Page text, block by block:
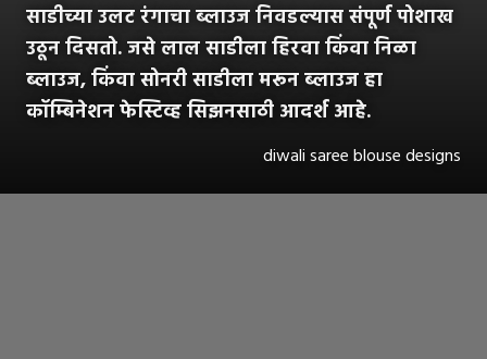
साडीच्या उलट रंगाचा ब्लाउज निवडल्यास संपूर्ण पोशाख
उठून दिसतो. जसे लाल साडीला हिरवा किंवा निळा
ब्लाउज, किंवा सोनरी साडीला मरून ब्लाउज हा
कॉम्बिनेशन फेस्टिव्ह सिझनसाठी आदर्श आहे.
diwali saree blouse designs